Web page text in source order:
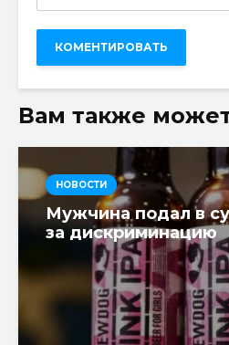
Вам также
НОВОСТИ
Мужчина подал в
за дискриминацию